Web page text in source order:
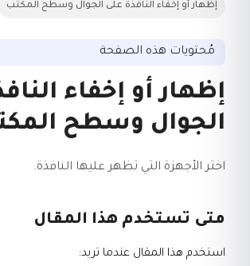
إظهار أو إخفاء النافذة على الجوال وسطح المكتب
مُحتويات هذه الصفحة
إظهار أو إخفاء
الجوال وسطح
اختر الأجهزة التي تظهر عليها النافذة.
متى تستخدم هذا المقال
استخدم هذا المقال عندما تريد: